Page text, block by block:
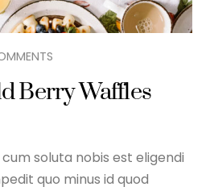
Berry Waffles
soluta nobis est eligendi
quo minus id quod